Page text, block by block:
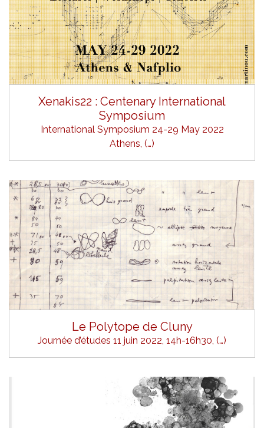
Xenakis22 : Centenary International
Symposium
International Symposium 24-29 May 2022
Athens, (…)
Le Polytope de Cluny
Journée d’études 11 juin 2022, 14h-16h30, (…)